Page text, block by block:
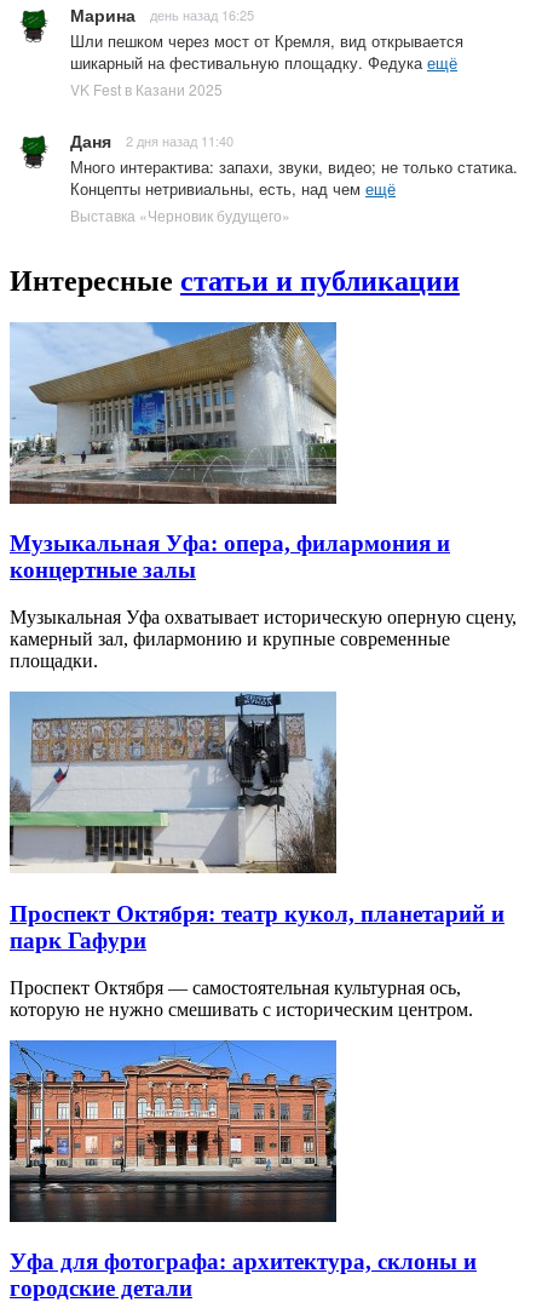
Марина день назад 16:25
Шли пешком через мост от Кремля, вид открывается
шикарный на фестивальную площадку. Федукаещё
VK Fest в Казани 2025
Даня 2 дня назад 11:40
Много интерактива: запахи, звуки, видео; не только статика.
Концепты нетривиальны, есть, над чем ещё
Выставка «Черновик будущего»
Интересные статьи и публикации
Музыкальная Уфа: опера, филармония и
концертные залы
Музыкальная Уфа охватывает историческую оперную сцену,
камерный зал, филармонию и крупные современные
площадки.
Проспект Октября: театр кукол, планетарий и
парк Гафури
Проспект Октября — самостоятельная культурная ось,
которую не нужно смешивать с историческим центром.
Уфа для фотографа: архитектура, склоны и
городские детали